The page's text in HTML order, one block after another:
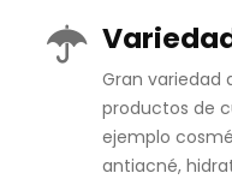
Gran variedad
productos de
ejemplo
antiacné,